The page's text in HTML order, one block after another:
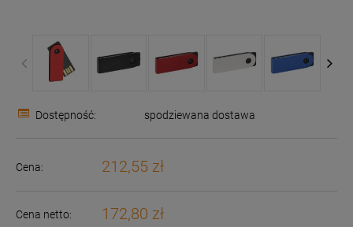
Dostępność: spodziewana dostawa
Cena: 212,55 zł
Cena netto: 172,80 zł